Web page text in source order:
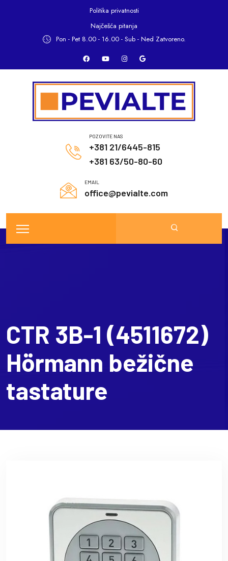
Politika privatnosti
Najčešća pitanja
Pon - Pet 8.00 - 16.00 - Sub - Ned Zatvoreno.
POZOVITE NAS
+381 21/6445-815
+381 63/50-80-60
EMAIL
office@pevialte.com
CTR 3B-1 (4511672)
Hörmann bežične
tastature